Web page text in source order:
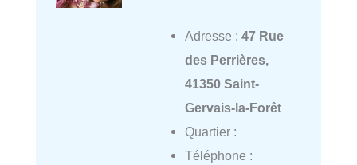
Adresse : 47 Rue
des Perrières,
41350 Saint-
Gervais-la-Forêt
Quartier :
Téléphone :